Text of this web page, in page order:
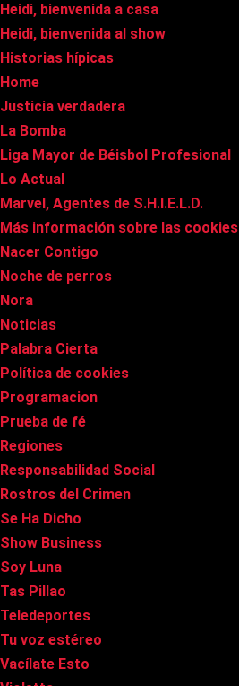
Heidi, bienvenida a casa
Heidi, bienvenida al show
Historias hípicas
Home
Justicia verdadera
La Bomba
Liga Mayor de Béisbol Profesional
Lo Actual
Marvel, Agentes de S.H.I.E.L.D.
Más información sobre las cookies
Nacer Contigo
Noche de perros
Nora
Noticias
Palabra Cierta
Política de cookies
Programacion
Prueba de fé
Regiones
Responsabilidad Social
Rostros del Crimen
Se Ha Dicho
Show Business
Soy Luna
Tas Pillao
Teledeportes
Tu voz estéreo
Vacílate Esto